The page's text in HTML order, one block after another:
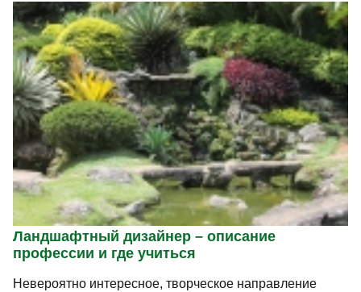
Ландшафтный дизайнер – описание
профессии и где учиться
Невероятно интересное, творческое направление